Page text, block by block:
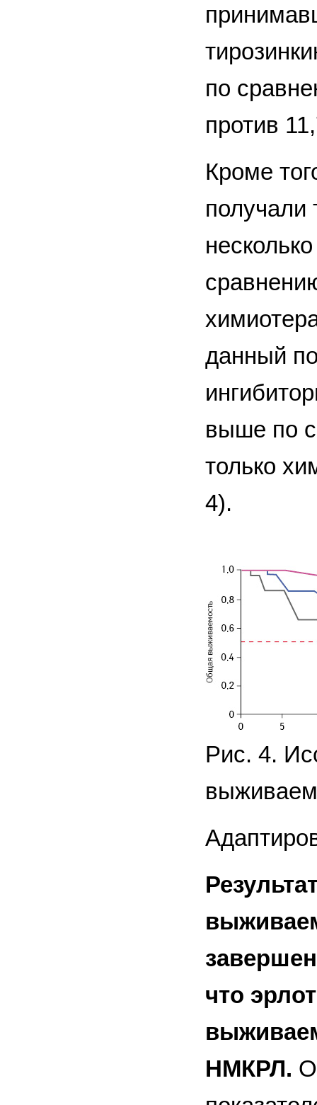
по
против
Кроме
получали
данный
выше по
только
4).
Рис. 4.
что
НМКРЛ.